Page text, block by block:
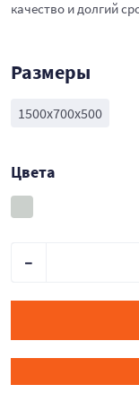
качество и долгий
Размеры
1500х700х500
Цвета